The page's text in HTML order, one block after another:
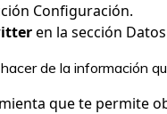
Configuración.
en la sección
de la información
que te permite